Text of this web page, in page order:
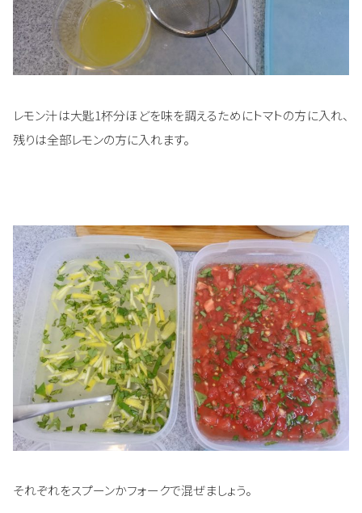
レモン汁は大匙1杯分ほどを味を調えるためにトマトの方に入れ、
残りは全部レモンの方に入れます。
それぞれをスプーンかフォークで混ぜましょう。